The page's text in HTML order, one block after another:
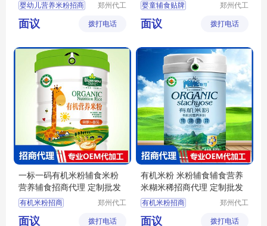
婴幼儿营养米粉招商
婴幼儿营养米粉代理
婴幼儿营养米粉批发
宝宝辅食批发
郑州代工
技有限公
面议 拨打电话
婴童辅食贴牌
婴童辅食代工
米粉OEM
婴幼儿辅食代工
郑州代工
技有限公
面议 拨打电话
一标一码有机米粉辅食米粉
营养辅食招商代理 定制批发
有机米粉招商
有机米粉代理
婴幼儿辅食定制
郑州代工
技有限公
面议 拨打电话
有机米粉 米粉辅食辅食营养
米糊米稀招商代理 定制批发
有机米粉招商
有机米粉代理
宝宝米粉定制
郑州代工
技有限公
面议 拨打电话